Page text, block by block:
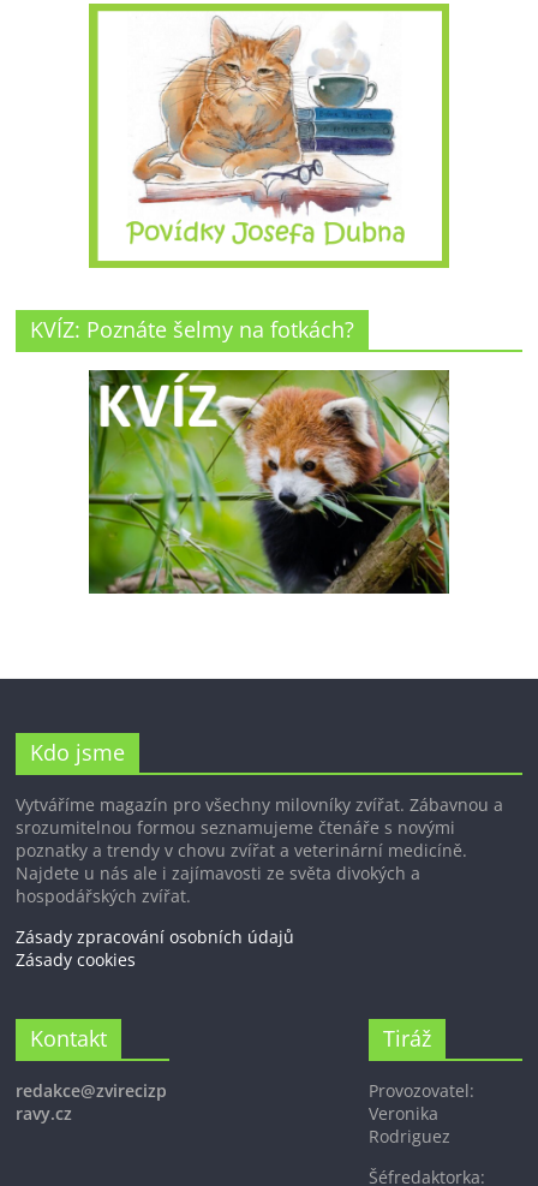
KVÍZ: Poznáte šelmy na fotkách?
Kdo jsme
Vytváříme magazín pro všechny milovníky zvířat. Zábavnou a
srozumitelnou formou seznamujeme čtenáře s novými
poznatky a trendy v chovu zvířat a veterinární medicíně.
Najdete u nás ale i zajímavosti ze světa divokých a
hospodářských zvířat.
Zásady zpracování osobních údajů
Zásady cookies
Kontakt
redakce@zvirecizp
ravy.cz
Tiráž
Provozovatel:
Veronika
Rodriguez
Šéfredaktorka: